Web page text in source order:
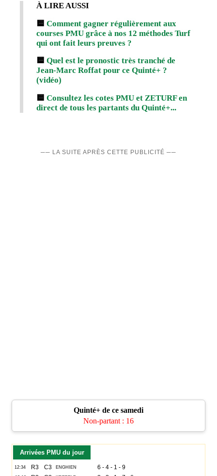
À LIRE AUSSI
🟨 Comment gagner régulièrement aux
courses PMU grâce à nos 12 méthodes Turf
qui ont fait leurs preuves ?
🟨 Quel est le pronostic très tranché de
Jean-Marc Roffat pour ce Quinté+ ?
(vidéo)
🟨 Consultez les cotes PMU et ZETURF en
direct de tous les partants du Quinté+...
── LA SUITE APRÈS CETTE PUBLICITÉ ──
Quinté+ de ce samedi
Non-partant : 16
Arrivées PMU du jour